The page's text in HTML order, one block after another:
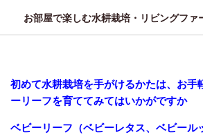
お部屋で楽しむ水耕栽培・リビングファ
初めて水耕栽培を手がけるかたは、お手
ーリーフを育ててみてはいかがですか
ベビーリーフ（ベビーレタス、ベビール